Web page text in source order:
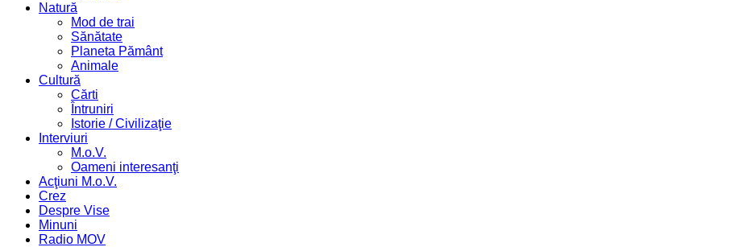
Natură
Mod de trai
Sănătate
Planeta Pământ
Animale
Cultură
Cărti
Întruniri
Istorie / Civilizaţie
Interviuri
M.o.V.
Oameni interesanţi
Acţiuni M.o.V.
Crez
Despre Vise
Minuni
Radio MOV